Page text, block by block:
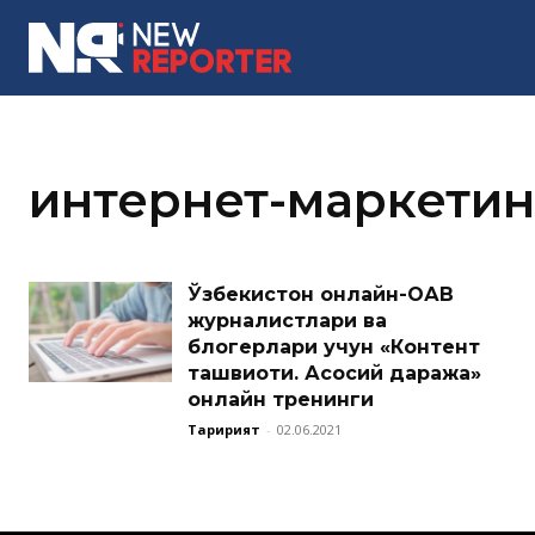
интернет-
Ўзбекистон онлайн-ОАВ
журналистлари ва
блогерлари учун «Контент
ташвиқоти. Асосий даража»
онлайн тренинги
Таҳририят - 02.06.2021